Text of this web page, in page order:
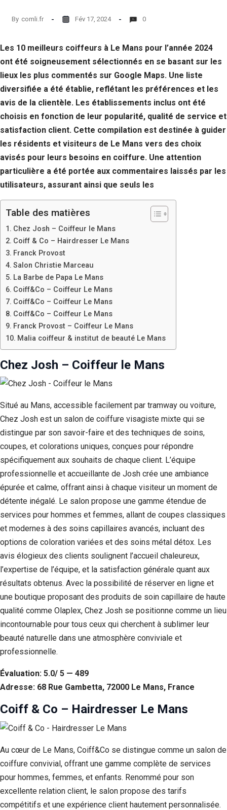
By comli.fr Fév 17, 2024 0
Les 10 meilleurs coiffeurs à Le Mans pour l’année 2024
ont été soigneusement sélectionnés en se basant sur les
lieux les plus commentés sur Google Maps. Une liste
diversifiée a été établie, reflétant les préférences et les
avis de la clientèle. Les établissements inclus ont été
choisis en fonction de leur popularité, qualité de service et
satisfaction client. Cette compilation est destinée à guider
les résidents et visiteurs de Le Mans vers des choix
avisés pour leurs besoins en coiffure. Une attention
particulière a été portée aux commentaires laissés par les
utilisateurs, assurant ainsi que seuls les
Table des matières
Chez Josh – Coiffeur le Mans
Coiff & Co – Hairdresser Le Mans
Franck Provost
Salon Christie Marceau
La Barbe de Papa Le Mans
Coiff&Co – Coiffeur Le Mans
Coiff&Co – Coiffeur Le Mans
Coiff&Co – Coiffeur Le Mans
Franck Provost – Coiffeur Le Mans
Malia coiffeur & institut de beauté Le Mans
Chez Josh – Coiffeur le Mans
Situé au Mans, accessible facilement par tramway ou voiture,
Chez Josh est un salon de coiffure visagiste mixte qui se
distingue par son savoir-faire et des techniques de soins,
coupes, et colorations uniques, conçues pour répondre
spécifiquement aux souhaits de chaque client. L’équipe
professionnelle et accueillante de Josh crée une ambiance
épurée et calme, offrant ainsi à chaque visiteur un moment de
détente inégalé. Le salon propose une gamme étendue de
services pour hommes et femmes, allant de coupes classiques
et modernes à des soins capillaires avancés, incluant des
options de coloration variées et des soins métal détox. Les
avis élogieux des clients soulignent l’accueil chaleureux,
l’expertise de l’équipe, et la satisfaction générale quant aux
résultats obtenus. Avec la possibilité de réserver en ligne et
une boutique proposant des produits de soin capillaire de haute
qualité comme Olaplex, Chez Josh se positionne comme un lieu
incontournable pour tous ceux qui cherchent à sublimer leur
beauté naturelle dans une atmosphère conviviale et
professionnelle.
Évaluation: 5.0/ 5 — 489
Adresse: 68 Rue Gambetta, 72000 Le Mans, France
Coiff & Co – Hairdresser Le Mans
Au cœur de Le Mans, Coiff&Co se distingue comme un salon de
coiffure convivial, offrant une gamme complète de services
pour hommes, femmes, et enfants. Renommé pour son
excellente relation client, le salon propose des tarifs
compétitifs et une expérience client hautement personnalisée.
dont le site
Web est
Experience
Afin que notre
site Web
aussi bien que
possible lors
de votre visite.
Si vous
refusez ces
cookies,
certaines
fonctionnalités
disparaîtront
Marketing
En partageant
votre
comportement
lorsque vous
visitez notre
augmentez les
chances de
voir du
contenu et des
offres